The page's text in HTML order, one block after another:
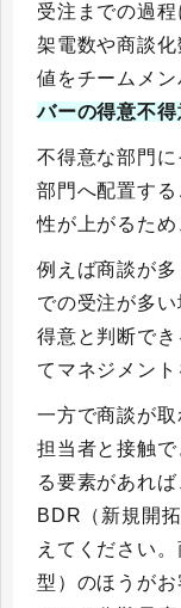
受注までの過
架電数や商談
値をチームメン
バーの得意不
不得意な部門
部門へ配置す
性が上がるため
例えば商談が
での受注が多
得意と判断で
てマネジメント
一方で商談が
担当者と接触
る要素があれ
BDR（新規開
えてください
型）のほうが